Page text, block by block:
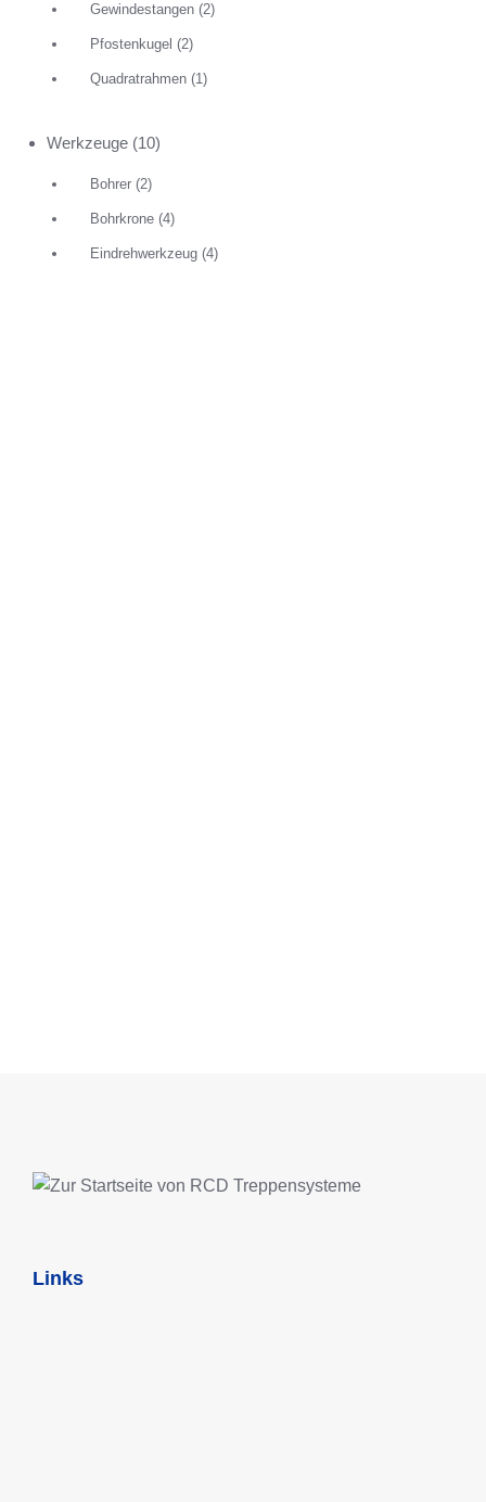
Gewindestangen (2)
Pfostenkugel (2)
Quadratrahmen (1)
Werkzeuge (10)
Bohrer (2)
Bohrkrone (4)
Eindrehwerkzeug (4)
Links